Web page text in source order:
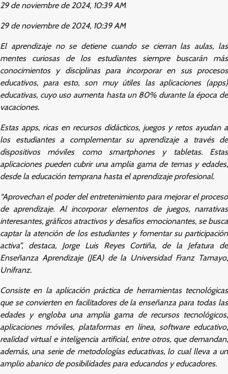
29 de noviembre de 2024, 10:39 AM
29 de noviembre de 2024, 10:39 AM
El aprendizaje no se detiene cuando se cierran las aulas, las
mentes curiosas de los estudiantes siempre buscarán más
conocimientos y disciplinas para incorporar en sus procesos
educativos, para esto, son muy útiles las aplicaciones (apps)
educativas, cuyo uso aumenta hasta un 80% durante la época de
vacaciones.
Estas apps, ricas en recursos didácticos, juegos y retos ayudan a
los estudiantes a complementar su aprendizaje a través de
dispositivos móviles como smartphones y tabletas. Estas
aplicaciones pueden cubrir una amplia gama de temas y edades,
desde la educación temprana hasta el aprendizaje profesional.
“Aprovechan el poder del entretenimiento para mejorar el proceso
de aprendizaje. Al incorporar elementos de juegos, narrativas
interesantes, gráficos atractivos y desafíos emocionantes, se busca
captar la atención de los estudiantes y fomentar su participación
activa”, destaca, Jorge Luis Reyes Cortiña, de la Jefatura de
Enseñanza Aprendizaje (JEA) de la Universidad Franz Tamayo,
Unifranz.
Consiste en la aplicación práctica de herramientas tecnológicas
que se convierten en facilitadores de la enseñanza para todas las
edades y engloba una amplia gama de recursos tecnológicos,
aplicaciones móviles, plataformas en línea, software educativo,
realidad virtual e inteligencia artificial, entre otros, que demandan,
además, una serie de metodologías educativas, lo cual lleva a un
amplio abanico de posibilidades para educandos y educadores.